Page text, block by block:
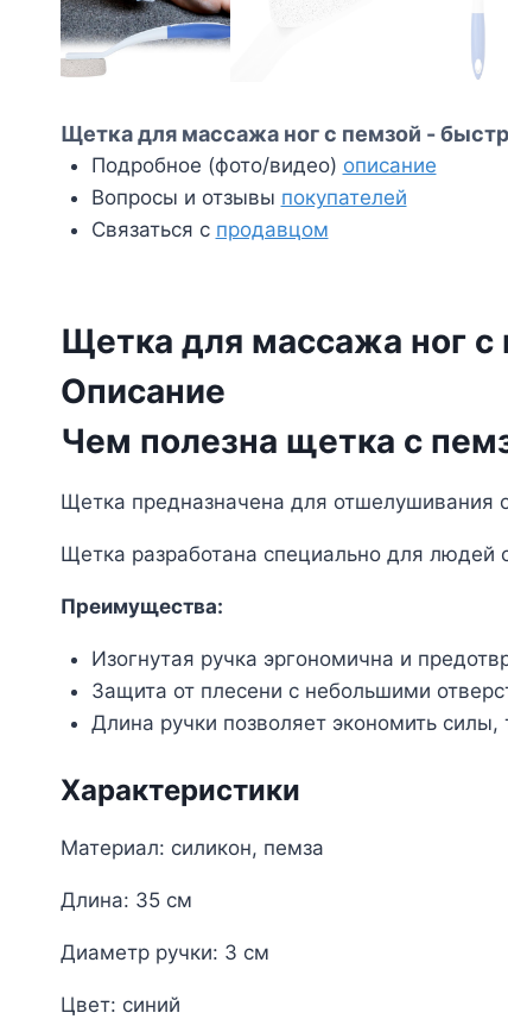
Щетка для массажа ног с пемзой -
Подробное (фото/видео) описание
Вопросы и отзывы покупателей
Связаться с продавцом
Щетка для массажа ног с
Описание
Чем полезна щетка с
Щетка предназначена для
Щетка разработана специально для людей
Преимущества:
Изогнутая ручка эргономична и
Защита от плесени с небольшими
Длина ручки позволяет экономить силы,
Характеристики
Материал: силикон, пемза
Длина: 35 см
Диаметр ручки: 3 см
Цвет: синий